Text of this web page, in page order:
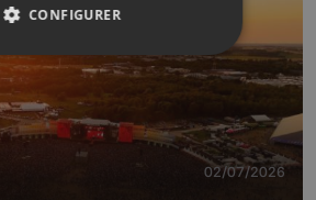
02/07/2026
CONFIGURER